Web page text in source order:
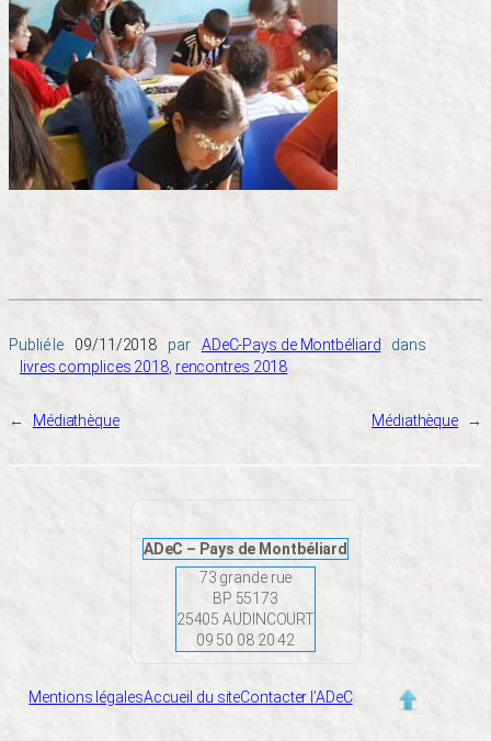
Publié le 09/11/2018 par ADeC-Pays de Montbéliard
dans
livres complices 2018, rencontres 2018
← Médiathèque Médiathèque →
ADeC – Pays de Montbéliard
73 grande rue
BP 55173
25405 AUDINCOURT
09 50 08 20 42
Mentions légalesAccueil du siteContacter l’ADeC